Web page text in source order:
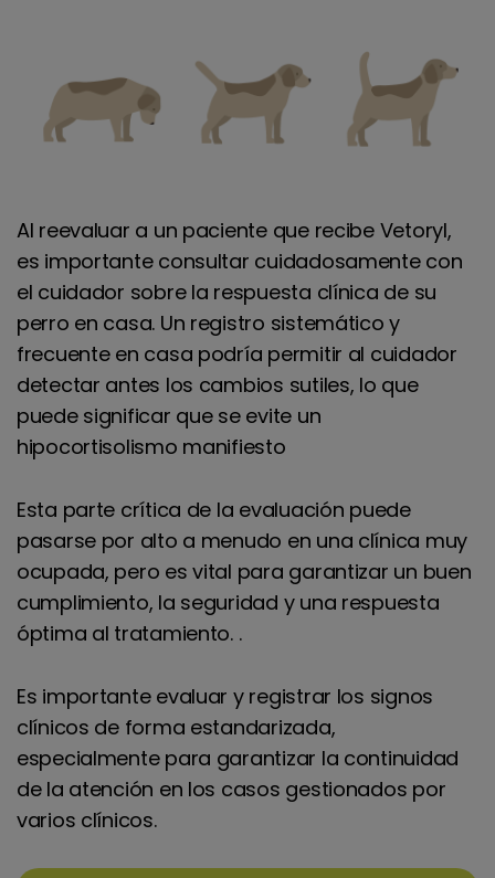
Al reevaluar a un paciente que recibe Vetoryl,
es importante consultar cuidadosamente con
el cuidador sobre la respuesta clínica de su
perro en casa. Un registro sistemático y
frecuente en casa podría permitir al cuidador
detectar antes los cambios sutiles, lo que
puede significar que se evite un
hipocortisolismo manifiesto
Esta parte crítica de la evaluación puede
pasarse por alto a menudo en una clínica muy
ocupada, pero es vital para garantizar un buen
cumplimiento, la seguridad y una respuesta
óptima al tratamiento. .
Es importante evaluar y registrar los signos
clínicos de forma estandarizada,
especialmente para garantizar la continuidad
de la atención en los casos gestionados por
varios clínicos.